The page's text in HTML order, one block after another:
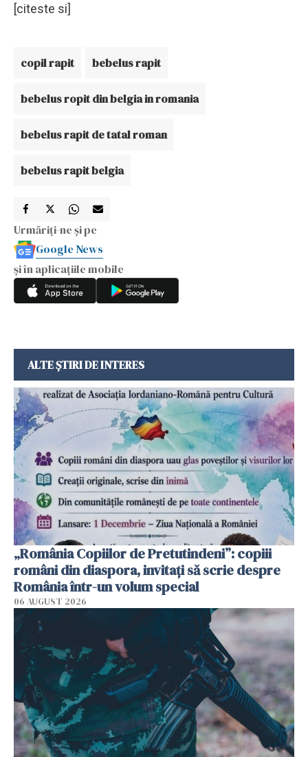
[citeste si]
copil rapit bebelus rapit
bebelus ropit din belgia in romania
bebelus rapit de tatal roman
bebelus rapit belgia
Urmăriți-ne și pe
Google News
și în aplicațiile mobile
ALTE ȘTIRI DE INTERES
„România Copiilor de Pretutindeni”: copiii
români din diaspora, invitați să scrie despre
România într-un volum special
06 AUGUST 2026